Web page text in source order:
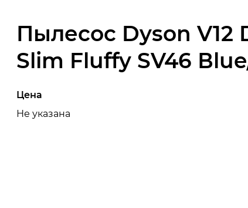
Пылесос Dyson V12
Slim Fluffy SV46
Цена
Не указана